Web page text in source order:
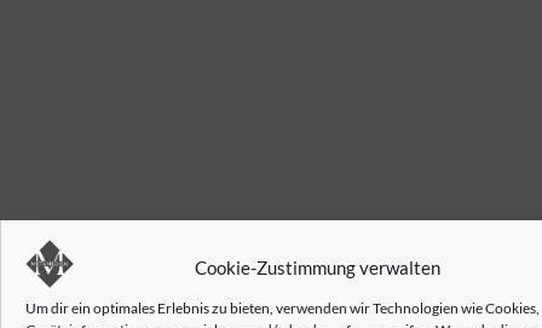
Cookie-Zustimmung verwalten
Um dir ein optimales Erlebnis zu bieten, verwenden wir Technologien wie